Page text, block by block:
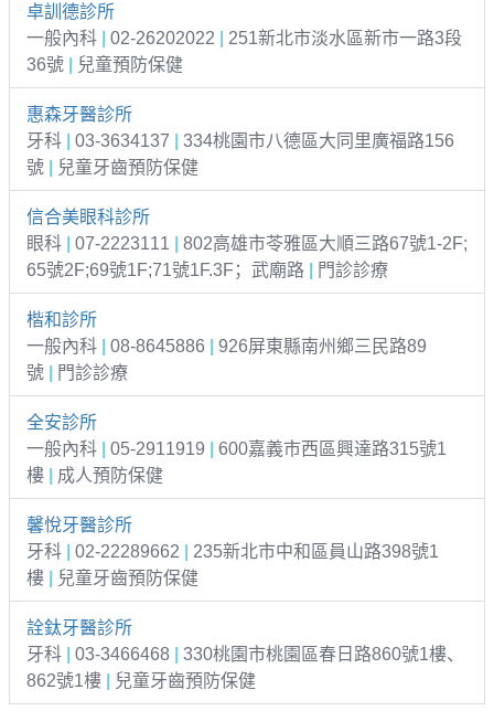
卓訓德診所
一般內科
02-26202022
251新北市淡水區新市一路3段
36號
兒童預防保健
惠森牙醫診所
牙科
03-3634137
334桃園市八德區大同里廣福路156
號
兒童牙齒預防保健
信合美眼科診所
眼科
07-2223111
802高雄市苓雅區大順三路67號1-2F;
65號2F;69號1F;71號1F.3F；武廟路
門診診療
楷和診所
一般內科
08-8645886
926屏東縣南州鄉三民路89
號
門診診療
全安診所
一般內科
05-2911919
600嘉義市西區興達路315號1
樓
成人預防保健
馨悅牙醫診所
牙科
02-22289662
235新北市中和區員山路398號1
樓
兒童牙齒預防保健
詮鈦牙醫診所
牙科
03-3466468
330桃園市桃園區春日路860號1樓、
862號1樓
兒童牙齒預防保健